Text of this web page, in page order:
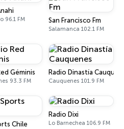
96.1 FM San Francisco Fm
Salamanca 102.1 FM
Géminis
93.3 FM
Radio Dinastía
Cauquenes 101.9 FM
Chile
Radio Dixi
Lo Barnechea 106.9 FM